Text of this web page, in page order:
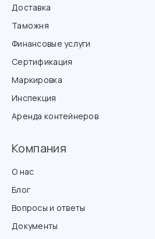
Доставка
Таможня
Финансовые услуги
Сертификация
Маркировка
Инспекция
Аренда контейнеров
Компания
О нас
Блог
Вопросы и ответы
Документы